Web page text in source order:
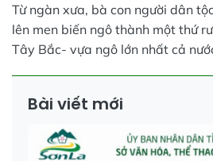
Từ ngàn xưa, bà con người dân
lên men biến ngô thành một thứ
Tây Bắc- vựa ngô lớn nhất cả
Bài viết mới